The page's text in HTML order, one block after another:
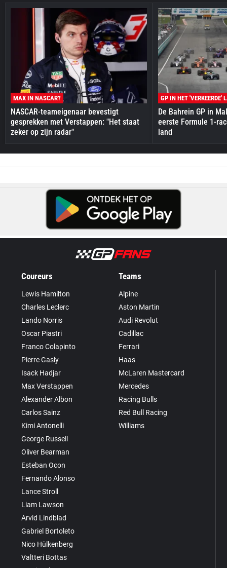
MAX IN NASCAR?
NASCAR-teameigenaar bevestigt
gesprekken met Verstappen: "Het staat
zeker op zijn radar"
GP IN HET 'VERKEERDE'
De Bahrein GP in
eerste Formule 1-
land
Coureurs
Lewis Hamilton
Charles Leclerc
Lando Norris
Oscar Piastri
Franco Colapinto
Pierre Gasly
Isack Hadjar
Max Verstappen
Alexander Albon
Carlos Sainz
Kimi Antonelli
George Russell
Oliver Bearman
Esteban Ocon
Fernando Alonso
Lance Stroll
Liam Lawson
Arvid Lindblad
Gabriel Bortoleto
Nico Hülkenberg
Valtteri Bottas
Teams
Alpine
Aston Martin
Audi Revolut
Cadillac
Ferrari
Haas
McLaren Mastercard
Mercedes
Racing Bulls
Red Bull Racing
Williams